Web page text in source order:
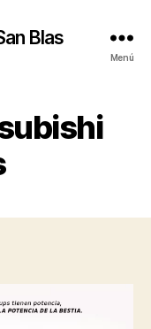
Blas
Menú